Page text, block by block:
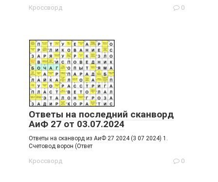
Кроссворд 0
Ответы на последний сканворд
АиФ 27 от 03.07.2024
Ответы на сканворд из АиФ 27 2024 (3 07 2024) 1.
Счетовод ворон (Ответ
Кроссворд 0